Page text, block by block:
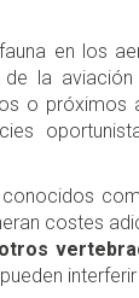
en los
la
o próximos
conocidos
costes
otros